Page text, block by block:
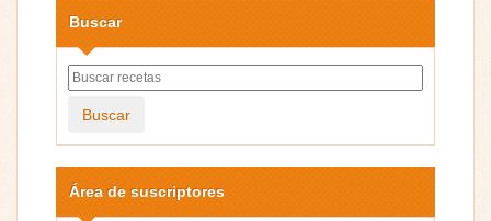
Buscar
Buscar
Área de suscriptores